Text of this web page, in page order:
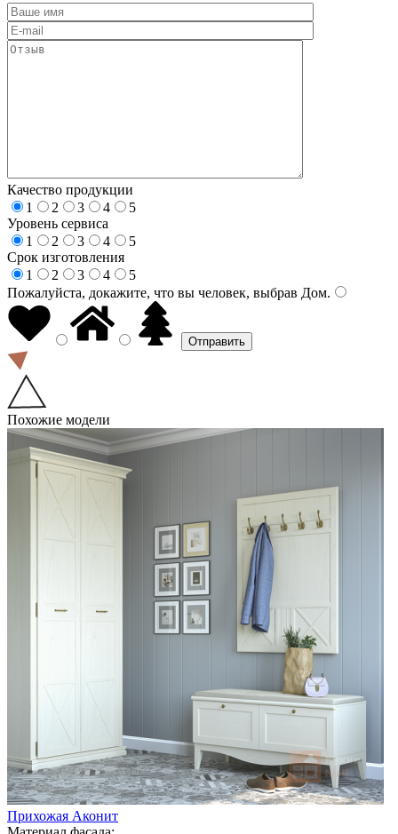
Качество продукции
1
2 3 4
5
Уровень сервиса
1
2 3 4
5
Срок изготовления
1
2 3 4
5
Пожалуйста, докажите, что вы человек, выбрав Дом.
Похожие модели
Прихожая Аконит